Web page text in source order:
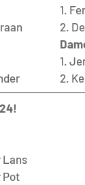
1.
2.
1.
2.
Lans
Pot